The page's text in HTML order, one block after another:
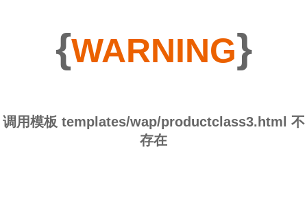
{WARNING}
调用模板 templates/wap/productclass3.html 不
存在